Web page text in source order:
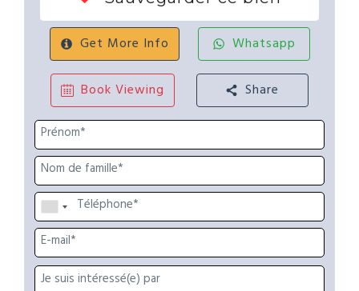
Get More Info Whatsapp
Book Viewing Share